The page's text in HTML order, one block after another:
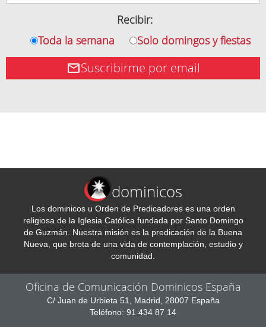
Recibir:
Toda la semana
Solo domingos y fiestas
Suscribirme por email
dominicos
Los dominicos u Orden de Predicadores es una orden
religiosa de la Iglesia Católica fundada por Santo Domingo
de Guzmán. Nuestra misión es la predicación de la Buena
Nueva, que brota de una vida de contemplación, estudio y
comunidad.
Oficina de Comunicación Dominicos España
C/ Juan de Urbieta 51, Madrid, 28007 España
Teléfono: 91 434 87 14